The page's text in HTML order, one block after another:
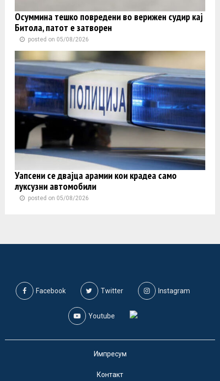
Осуммина тешко повредени во верижен судир кај
Битола, патот е затворен
posted on 05/08/2026
Уапсени се двајца арамии кои крадеа само
луксузни автомобили
posted on 05/08/2026
Facebook Twitter Instagram
Youtube
Импресум
Контакт